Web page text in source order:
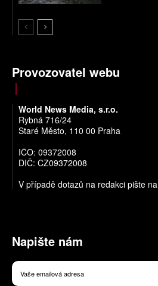
Provozovatel webu
World News Media, s.r.o.
Rybná 716/24
Staré Město, 110 00 Praha
IČO: 09372008
DIČ: CZ09372008
V případě dotazů na redakci pište na
Napište nám